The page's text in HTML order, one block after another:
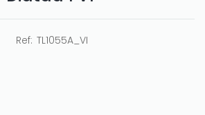
Ref: TL1055A_VI